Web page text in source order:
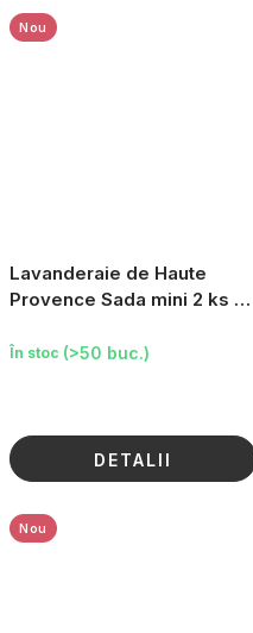
Lavanderaie de Haute
Provence Sada mini 2 ks -
(žlutý proužek)
Nou
În stoc (>50 buc.)
DETALII
Nou